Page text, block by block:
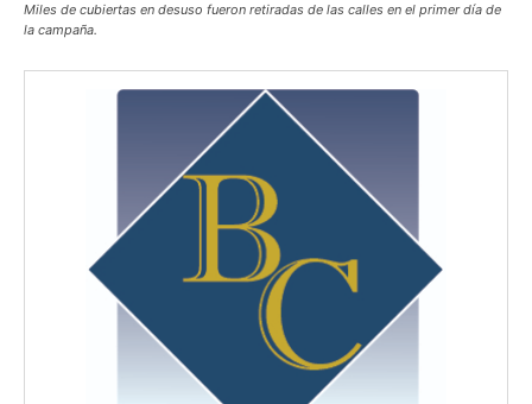
Miles de cubiertas en desuso fueron retiradas de las calles en el primer día de
la campaña.